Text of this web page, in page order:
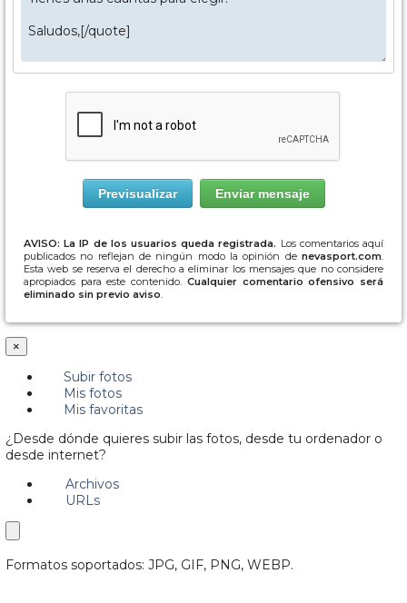
AVISO: La IP de los usuarios queda registrada. Los comentarios aquí
publicados no reflejan de ningún modo la opinión de nevasport.com.
Esta web se reserva el derecho a eliminar los mensajes que no considere
apropiados para este contenido. Cualquier comentario ofensivo será
eliminado sin previo aviso.
×
Subir fotos
Mis fotos
Mis favoritas
¿Desde dónde quieres subir las fotos, desde tu ordenador o
desde internet?
Archivos
URLs
Formatos soportados: JPG, GIF, PNG, WEBP.